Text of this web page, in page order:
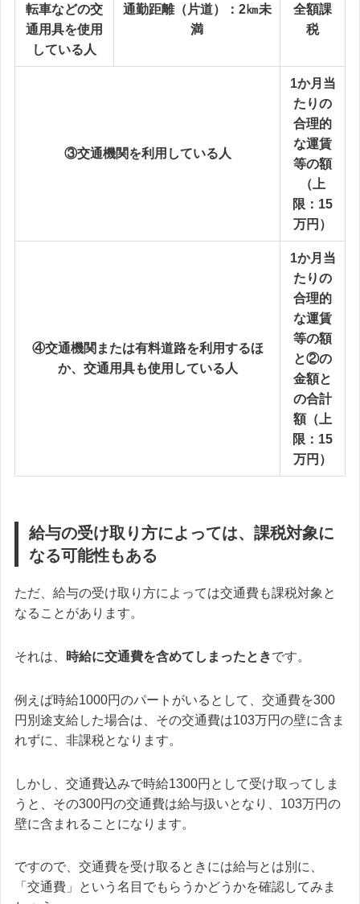
転車などの交
通用具を使用
している人
通勤距離（片道）：2㎞未
満
全額課
税
③交通機関を利用している人
1か月当
たりの
合理的
な運賃
等の額
（上
限：15
万円）
④交通機関または有料道路を利用するほ
か、交通用具も使用している人
1か月当
たりの
合理的
な運賃
等の額
と②の
金額と
の合計
額（上
限：15
万円）
給与の受け取り方によっては、課税対象に
なる可能性もある
ただ、給与の受け取り方によっては交通費も課税対象と
なることがあります。
それは、 時給に交通費を含めてしまったときです。
例えば時給1000円のパートがいるとして、交通費を300
円別途支給した場合は、その交通費は103万円の壁に含ま
れずに、非課税となります。
しかし、交通費込みで時給1300円として受け取ってしま
うと、その300円の交通費は給与扱いとなり、103万円の
壁に含まれることになります。
ですので、 交通費を受け取るときには給与とは別に、
「交通費」という名目でもらうかどうかを確認してみま